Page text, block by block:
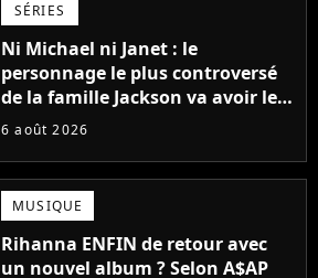
SÉRIES
Ni Michael ni Janet : le
personnage le plus controversé
de la famille Jackson va avoir le
droit à sa propre série
6 août 2026
MUSIQUE
Rihanna ENFIN de retour avec
un nouvel album ? Selon A$AP